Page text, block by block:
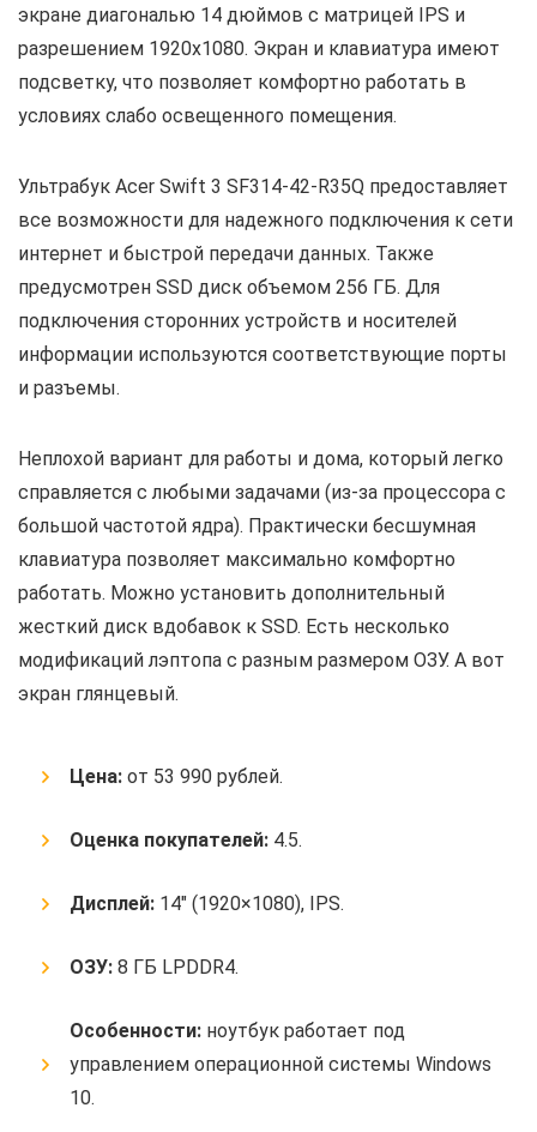
экране диагональю 14 дюймов с матрицей IPS и
разрешением 1920х1080. Экран и клавиатура имеют
подсветку, что позволяет комфортно работать в
условиях слабо освещенного помещения.
Ультрабук Acer Swift 3 SF314-42-R35Q предоставляет
все возможности для надежного подключения к сети
интернет и быстрой передачи данных. Также
предусмотрен SSD диск объемом 256 ГБ. Для
подключения сторонних устройств и носителей
информации используются соответствующие порты
и разъемы.
Неплохой вариант для работы и дома, который легко
справляется с любыми задачами (из-за процессора с
большой частотой ядра). Практически бесшумная
клавиатура позволяет максимально комфортно
работать. Можно установить дополнительный
жесткий диск вдобавок к SSD. Есть несколько
модификаций лэптопа с разным размером ОЗУ. А вот
экран глянцевый.
Цена: от 53 990 рублей.
Оценка покупателей: 4.5.
Дисплей: 14″ (1920×1080), IPS.
ОЗУ: 8 ГБ LPDDR4.
Особенности: ноутбук работает под
управлением операционной системы Windows
10.